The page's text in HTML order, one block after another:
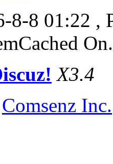
8-8 01:22 ,
On.
X3.4
Comsenz Inc.